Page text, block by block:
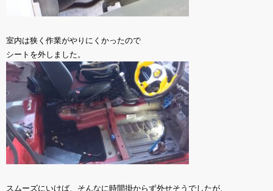
室内は狭く作業がやりにくかったので
シートを外しました。
スムーズにいけば、そんなに時間掛からず外せそうでしたが、